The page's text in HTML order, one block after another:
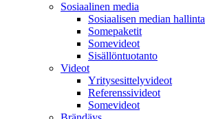
Sosiaalinen media
Sosiaalisen median hallinta
Somepaketit
Somevideot
Sisällöntuotanto
Videot
Yritysesittelyvideot
Referenssivideot
Somevideot